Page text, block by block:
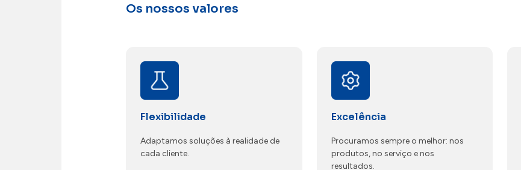
Os nossos valores
Flexibilidade
Adaptamos soluções à realidade de
cada cliente.
Excelência
Procuramos sempre o melhor: nos
produtos, no serviço e nos
resultados.